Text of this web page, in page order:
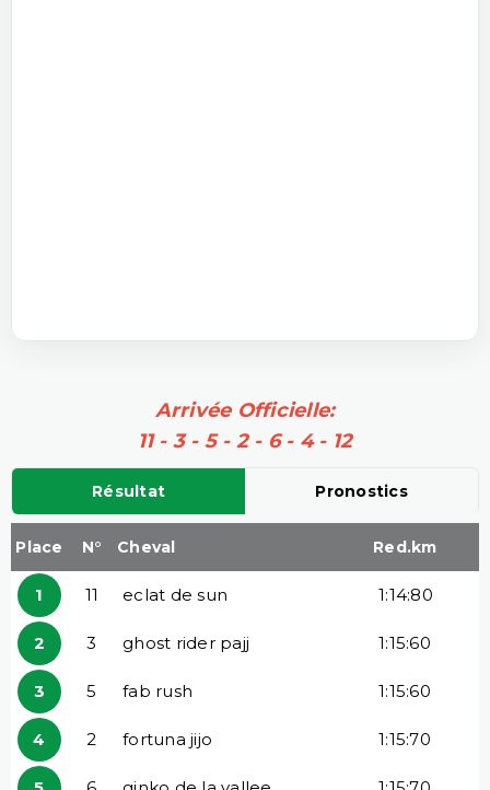
Arrivée Officielle:
11 - 3 - 5 - 2 - 6 - 4 - 12
Résultat Pronostics
Place N° Cheval Red.km
1 11 eclat de sun 1:14:80
2 3 ghost rider pajj 1:15:60
3 5 fab rush 1:15:60
4 2 fortuna jijo 1:15:70